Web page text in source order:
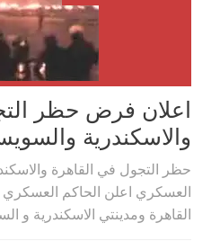
اعلان فرض حظر
والاسكندرية
حظر التجول في القاهرة
العسكري اعلن الحاكم
القاهرة ومدينتي الاسكندرية و